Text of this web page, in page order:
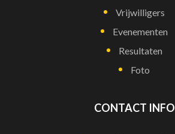
Vrijwilligers
Evenementen
Resultaten
Foto
CONTACT INFO